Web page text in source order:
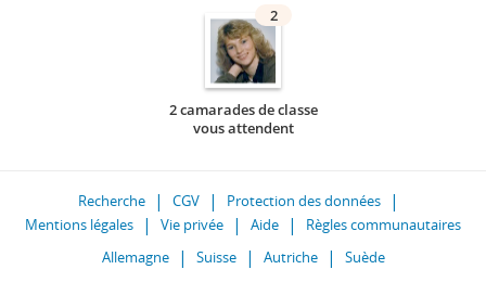
2
2 camarades de classe
vous attendent
Recherche CGV
Protection des données
Mentions légales
Vie privée Aide
Règles communautaires
Allemagne
Suisse Autriche Suède